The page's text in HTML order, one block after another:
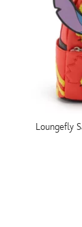
Loungefly